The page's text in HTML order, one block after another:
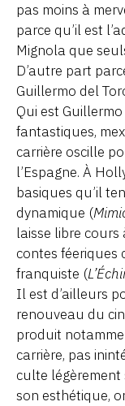
pas moins à
parce qu’il est
Mignola que
D’autre part
Guillermo del
Qui est
fantastiques,
carrière oscille
l’Espagne. À
basiques qu’il
dynamique (
laisse libre
contes féeriques
franquiste (
Il est d’ailleurs
renouveau du
produit
carrière, pas
culte
son esthétique,